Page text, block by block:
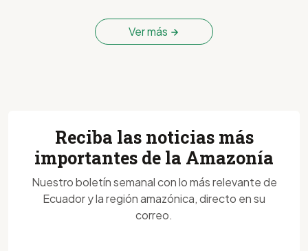
Ver más
Reciba las noticias más
importantes de la Amazonía
Nuestro boletín semanal con lo más relevante de
Ecuador y la región amazónica, directo en su
correo.